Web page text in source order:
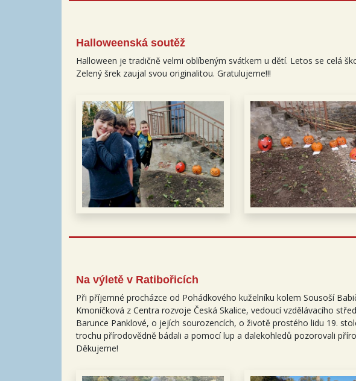
Halloweenská soutěž
Halloween je tradičně velmi oblíbeným svátkem u dětí. Letos se celá
Zelený šrek zaujal svou originalitou. Gratulujeme!!!
Na výletě v Ratibořicích
Při příjemné procházce od Pohádkového kuželníku kolem Sousoší
Kmoníčková z Centra rozvoje Česká Skalice, vedoucí vzdělávacího
Barunce Panklové, o jejích sourozencích, o životě prostého lidu 19.
trochu přírodovědně bádali a pomocí lup a dalekohledů pozorovali
Děkujeme!